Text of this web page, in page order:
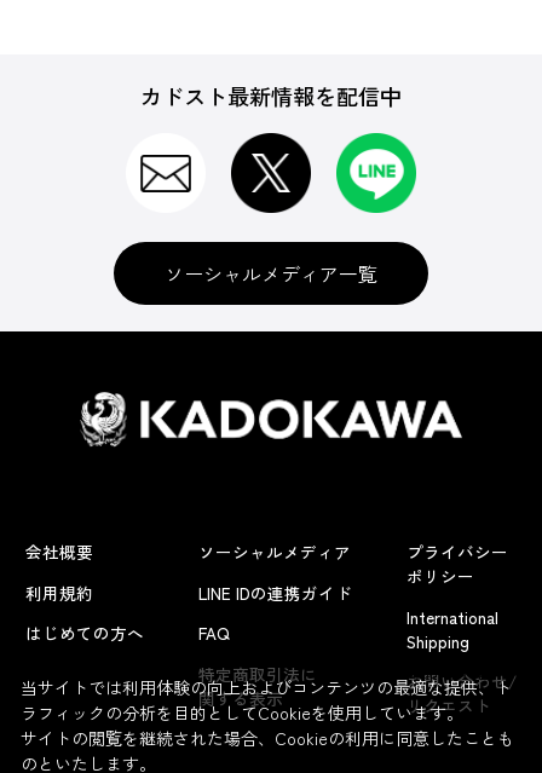
よくあるお問い合わせ
カドスト最新情報を配信中
ソーシャルメディア一覧
会社概要
利用規約
はじめての方へ
ソーシャルメディア
LINE IDの連携ガイド
FAQ
特定商取引法に
関する表示
プライバシー
ポリシー
International
Shipping
お問い合わせ/
リクエスト
当サイトでは利用体験の向上およびコンテンツの最適な提供、ト
ラフィックの分析を目的としてCookieを使用しています。
サイトの閲覧を継続された場合、Cookieの利用に同意したことも
のといたします。